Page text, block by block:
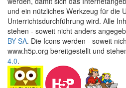
und ein nützliches Werkzeug für die
Unterrichtsdurchführung wird. Alle
stehen - soweit nicht anders
BY-SA. Die Icons werden - soweit
www.h5p.org bereitgestellt und
4.0.